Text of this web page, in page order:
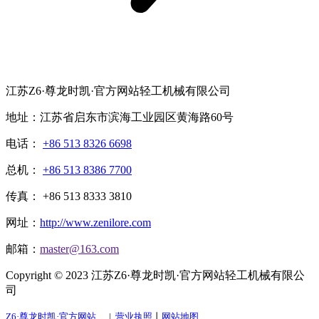
江苏Z6·尊龙时凯·官方网站轻工机械有限公司
地址：江苏省启东市滨海工业园区黄海路60号
电话： +86 513 8326 6698
总机： +86 513 8386 7700
传真： +86 513 8333 3810
网址： http://www.zenilore.com
邮箱： master@163.com
Copyright © 2023 江苏Z6·尊龙时凯·官方网站轻工机械有限公
司
Z6·尊龙时凯·官方网站 | 营业执照 网站地图